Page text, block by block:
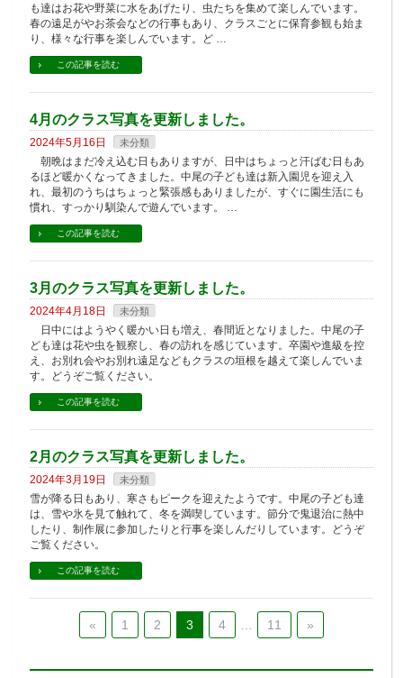
も達はお花や野菜に水をあげたり、虫たちを集めて楽しんでいます。
春の遠足がやお茶会などの行事もあり、クラスごとに保育参観も始ま
り、様々な行事を楽しんでいます。ど …
この記事を読む
4月のクラス写真を更新しました。
2024年5月16日 未分類
朝晩はまだ冷え込む日もありますが、日中はちょっと汗ばむ日もあ
るほど暖かくなってきました。中尾の子ども達は新入園児を迎え入
れ、最初のうちはちょっと緊張感もありましたが、すぐに園生活にも
慣れ、すっかり馴染んで遊んでいます。 …
この記事を読む
3月のクラス写真を更新しました。
2024年4月18日 未分類
日中にはようやく暖かい日も増え、春間近となりました。中尾の子
ども達は花や虫を観察し、春の訪れを感じています。卒園や進級を控
え、お別れ会やお別れ遠足などもクラスの垣根を越えて楽しんでいま
す。どうぞご覧ください。
この記事を読む
2月のクラス写真を更新しました。
2024年3月19日 未分類
雪が降る日もあり、寒さもピークを迎えたようです。中尾の子ども達
は、雪や氷を見て触れて、冬を満喫しています。節分で鬼退治に熱中
したり、制作展に参加したりと行事を楽しんだりしています。どうぞ
ご覧ください。
この記事を読む
« 1 2 3 4 11 »